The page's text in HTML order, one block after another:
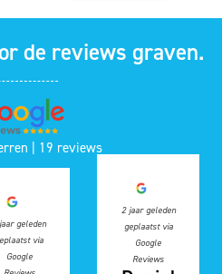
de reviews graven.
| 19 reviews
geleden
via
Google
2 jaar geleden
geplaatst via
Google
Reviews